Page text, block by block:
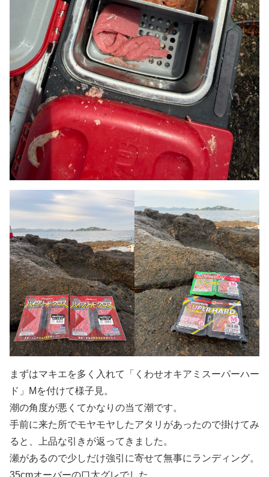
まずはマキエを多く入れて「くわせオキアミスーパーハー
ド」Mを付けて様子見。
潮の角度が悪くてかなりの当て潮です。
手前に来た所でモヤモヤしたアタリがあったので掛けてみ
ると、上品な引きが返ってきました。
瀬があるので少しだけ強引に寄せて無事にランディング。
35cmオーバーの口太グレでした。